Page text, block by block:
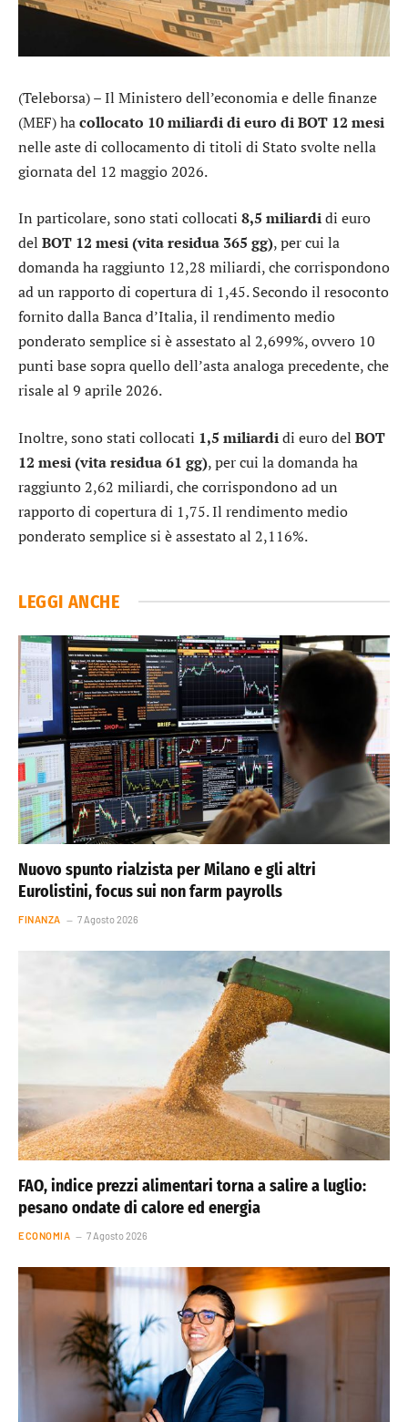
(Teleborsa) – Il Ministero dell’economia e delle finanze
(MEF) hacollocato 10 miliardi di euro di BOT 12 mesi
nelle aste di collocamento di titoli di Stato svolte nella
giornata del 12 maggio 2026.
In particolare, sono stati collocati 8,5 miliardidi euro
del BOT 12 mesi (vita residua 365 gg), per cui la
domanda ha raggiunto 12,28 miliardi, che corrispondono
ad un rapporto di copertura di 1,45. Secondo il resoconto
fornito dalla Banca d’Italia, il rendimento medio
ponderato semplice si è assestato al 2,699%, ovvero 10
punti base sopra quello dell’asta analoga precedente, che
risale al 9 aprile 2026.
Inoltre, sono stati collocati 1,5 miliardidi euro del BOT
12 mesi (vita residua 61 gg), per cui la domanda ha
raggiunto 2,62 miliardi, che corrispondono ad un
rapporto di copertura di 1,75. Il rendimento medio
ponderato semplice si è assestato al 2,116%.
LEGGI ANCHE
Nuovo spunto rialzista per Milano e gli altri
Eurolistini, focus sui non farm payrolls
FINANZA 7 Agosto 2026
FAO, indice prezzi alimentari torna a salire a luglio:
pesano ondate di calore ed energia
ECONOMIA 7 Agosto 2026